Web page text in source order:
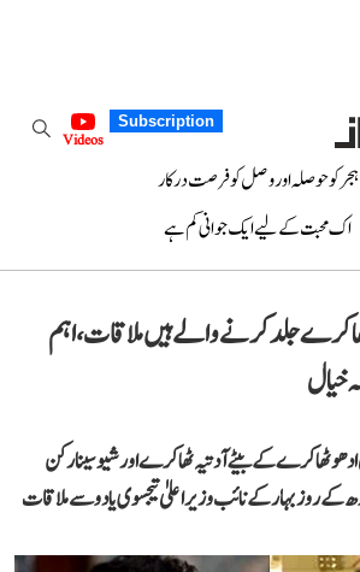
Subscription
Videos
ہجر کو حوصلہ اور وصل کو فرصت درکار
اک محبت کے لیے ایک جوانی کم ہے
ٹھاکرے جلد کرنے والے ہیں ملاقات، اہم
خیال
ٹھاکرے کے بیٹے آدتیہ ٹھاکرے اور شیوسینا رکن
کے روز بہار کے نائب وزیر اعلیٰ تیجسوی یادو سے ملاقات